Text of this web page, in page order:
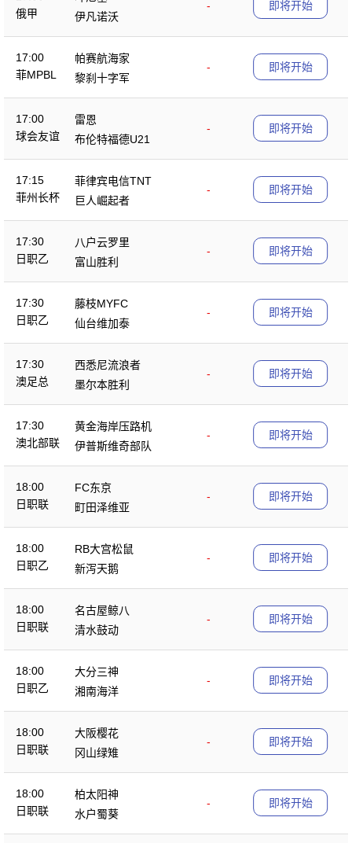
俄甲
-
伊凡诺沃
即将开始
17:00
菲MPBL
帕赛航海家
-
黎刹十字军
即将开始
17:00
球会友谊
雷恩
-
布伦特福德U21
即将开始
17:15
菲州长杯
菲律宾电信TNT
-
巨人崛起者
即将开始
17:30
日职乙
八户云罗里
-
富山胜利
即将开始
17:30
日职乙
藤枝MYFC
-
仙台维加泰
即将开始
17:30
澳足总
西悉尼流浪者
-
墨尔本胜利
即将开始
17:30
澳北部联
黄金海岸压路机
-
伊普斯维奇部队
即将开始
18:00
日职联
FC东京
-
町田泽维亚
即将开始
18:00
日职乙
RB大宫松鼠
-
新泻天鹅
即将开始
18:00
日职联
名古屋鲸八
-
清水鼓动
即将开始
18:00
日职乙
大分三神
-
湘南海洋
即将开始
18:00
日职联
大阪樱花
-
冈山绿雉
即将开始
18:00
日职联
柏太阳神
-
水户蜀葵
即将开始